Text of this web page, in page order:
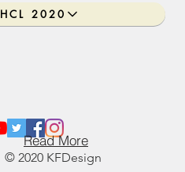
HCL 2020
© 2020 KFDesign
Read More